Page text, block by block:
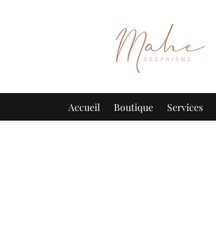
Accueil Boutique Services